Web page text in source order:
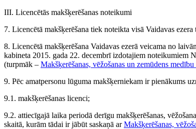
III. Licencētās makšķerēšanas noteikumi
7. Licencētā makšķerēšana tiek noteikta visā Vaidavas
8. Licencētā makšķerēšana Vaidavas ezerā veicama no
kabineta 2015. gada 22. decembrī izdotajiem noteikumiem
(turpmāk – Makšķerēšanas, vēžošanas un zemūdens
9. Pēc amatpersonu lūguma makšķerniekam ir pienākums
9.1. makšķerēšanas licenci;
9.2. attiecīgajā laika periodā derīgu makšķerēšanas,
skaitā, kurām tādai ir jābūt saskaņā arMakšķerēšanas,